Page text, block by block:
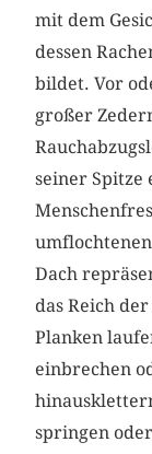
mit dem
dessen
bildet. Vor
großer
seiner Spitze
Dach
das Reich
Planken
einbrechen
springen